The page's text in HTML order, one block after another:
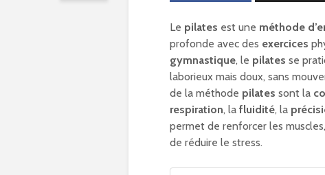
Le pilates est une méthode
profonde avec des exercices
gymnastique, le pilates se
laborieux mais doux, sans
de la méthode pilates sont la
respiration, la fluidité, la
permet de renforcer les
de réduire le stress.